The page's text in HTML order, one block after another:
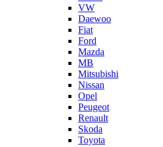
VW
Daewoo
Fiat
Ford
Mazda
MB
Mitsubishi
Nissan
Opel
Peugeot
Renault
Skoda
Toyota